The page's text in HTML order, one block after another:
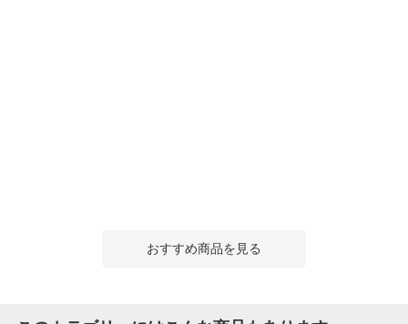
おすすめ商品を見る